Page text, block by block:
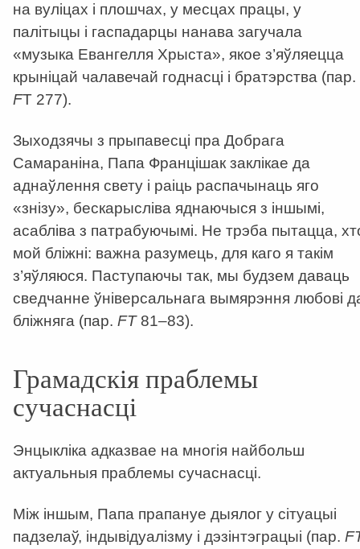
на вуліцах і плошчах, у месцах працы, у
палітыцы і гаспадарцы нанава загучала
«музыка Евангелля Хрыста», якое з’яўляецца
крыніцай чалавечай годнасці і братэрства (пар.
FT 277).
Зыходзячы з прыпавесці пра Добрага
Самараніна, Папа Францішак заклікае да
аднаўлення свету і раіць распачынаць яго
«знізу», бескарысліва яднаючыся з іншымі,
асабліва з патрабуючымі. Не трэба пытацца,
мой бліжні: важна разумець, для каго я такім
з’яўляюся. Паступаючы так, мы будзем даваць
сведчанне ўніверсальнага вымярэння любові
бліжняга (пар. FT81–83).
Грамадскія праблемы
сучаснасці
Энцыкліка адказвае на многія найбольш
актуальныя праблемы сучаснасці.
Між іншым, Папа прапануе дыялог у сітуацыі
падзелаў, індывідуалізму і дэзінтэграцыі (пар.